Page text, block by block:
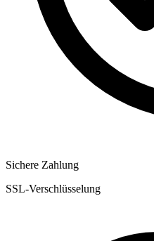
Sichere Zahlung
SSL-Verschlüsselung